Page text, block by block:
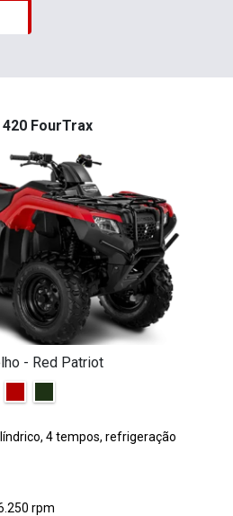
420 FourTrax
- Red Patriot
4 tempos, refrigeração
rpm